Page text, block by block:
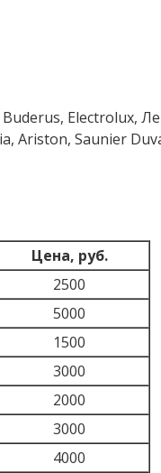
Electrolux,
Ariston, Saunier
Цена, руб.
2500
5000
1500
3000
2000
3000
4000